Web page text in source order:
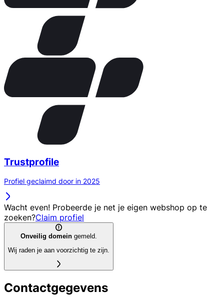
Trustprofile
Profiel geclaimd door in 2025
Wacht even! Probeerde je net je eigen webshop op te
zoeken?Claim profiel
Onveilig domein gemeld.
Wij raden je aan voorzichtig te zijn.
Contactgegevens